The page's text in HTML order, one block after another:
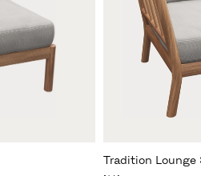
Tradition Lounge